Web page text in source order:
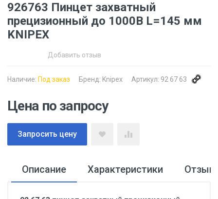
926763 Пинцет захватный
прецизионный до 1000В L=145 мм
KNIPEX
Добавить отзыв
Наличие: Под заказ Бренд: Knipex Артикул: 92 67 63
Цена по запросу
Запросить цену
Описание Характеристики